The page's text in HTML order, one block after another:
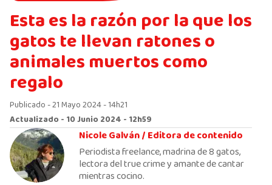
Esta es la razón por la que los
gatos te llevan ratones o
animales muertos como
regalo
Publicado - 21 Mayo 2024 - 14h21
Actualizado - 10 Junio 2024 - 12h59
Nicole Galván /Editora de contenido
Periodista freelance, madrina de 8 gatos,
lectora del true crime y amante de cantar
mientras cocino.